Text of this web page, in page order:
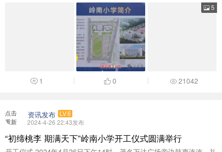
5
1 0 21042
点击
重新
资讯发布 LV.6
2024-4-26 22:43发布
“初缔桃李 期满天下”岭南小学开工仪式圆满举行